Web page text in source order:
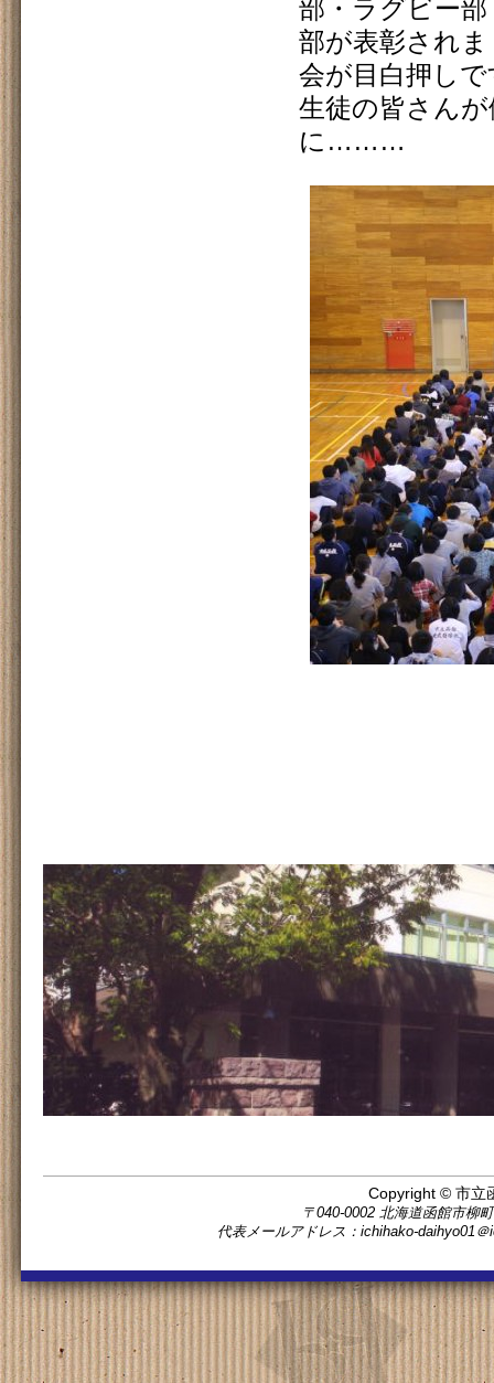
部・ラグビー
部が表彰され
会が目白押し
生徒の皆さん
に………
Copyright © 市立
〒040-0002 北海道函館市柳
代表メールアドレス：ichihako-daihyo01